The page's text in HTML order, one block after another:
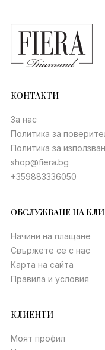
КОНТАКТИ
За нас
Политика за
Политика за
shop@fiera.bg
+359883336050
ОБСЛУЖВАНЕ НА
Начини на плащане
Свържете се с нас
Карта на сайта
Правила и условия
КЛИЕНТИ
Моят профил